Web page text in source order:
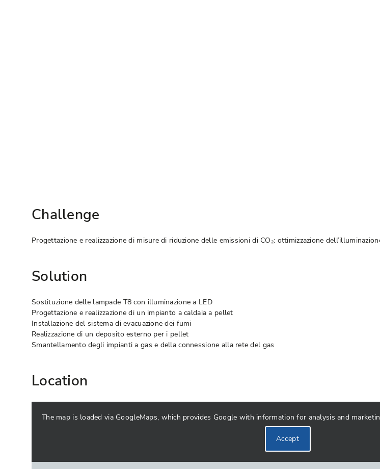
Challenge
Progettazione e realizzazione di misure di riduzione delle emissioni di CO₂: ottimizzazione
Solution
Sostituzione delle lampade T8 con illuminazione a LED
Progettazione e realizzazione di un impianto a caldaia a pellet
Installazione del sistema di evacuazione dei fumi
Realizzazione di un deposito esterno per i pellet
Smantellamento degli impianti a gas e della connessione alla rete del gas
Location
The map is loaded via GoogleMaps, which provides Google with information for analysis and
Accept